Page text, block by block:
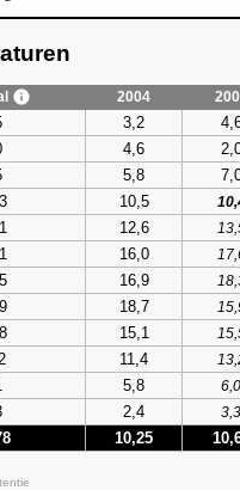
2004
3,2
4,6
5,8
10,5
12,6
16,0
16,9
18,7
15,1
11,4
5,8
6,0
2,4 3,3
10,25